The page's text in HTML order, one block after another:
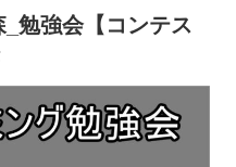
勉強会【コンテス